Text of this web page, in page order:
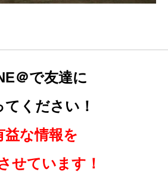
＠で友達に
てください！
益な情報を
せています！